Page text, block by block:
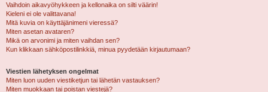
Vaihdoin aikavyöhykkeen ja kellonaika on silti väärin!
Kieleni ei ole valittavana!
Mitä kuvia on käyttäjänimeni vieressä?
Miten asetan avataren?
Mikä on arvonimi ja miten vaihdan sen?
Kun klikkaan sähköpostilinkkiä, minua pyydetään kirjautumaan?
Viestien lähetyksen ongelmat
Miten luon uuden viestiketjun tai lähetän vastauksen?
Miten muokkaan tai poistan viestejä?